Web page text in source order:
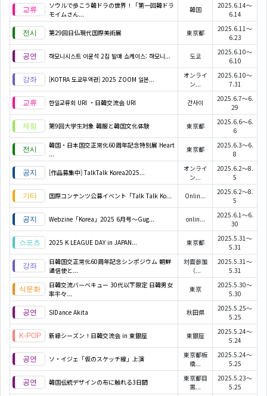
ソウルで歩こう韓ドラの世界！「第一回韓ドラ
モイムさん...
韓国
2025.6.14～
6.14
第29回日仏現代国際美術展 東京都
2025.6.11～
6.23
하모니시스트 이윤석 2집 발매 쇼케이스: 하모니... 도쿄
2025.6.10～
6.10
[KOTRA 도쿄무역관] 2025 ZOOM 일본...
オンライ
ン...
2025.6.10～
7.31
한일교류회 URI ・日韓交流会 URI 간사이
2025.6.7～6.
29
第9回大学生対象 韓服と韓国文化体験 東京都
2025.6.6～6.
6
韓国・日本国交正常化60周年記念特別展 Heart
...
東京都
2025.6.3～6.
8
[作品募集中] TalkTalk Korea2025...
オンライ
ン...
2025.6.2～8.
5
国際コンテンツ公募イベント「Talk Talk Ko... Onlin...
2025.6.2～8.
5
Webzine「Korea」2025 6月号～Gug... onlin...
2025.6.1～6.
30
2025 K LEAGUE DAY in JAPAN... 東京都
2025.5.31～
5.31
日韓国交正常化60周年記念シンポジウム 朝鮮
通信使と...
対面参加
（...
2025.5.31～
5.31
日韓交流バーベキュー 30代以下限定 日韓男女
率半々...
東京
2025.5.30～
5.30
SIDance Akita 秋田県
2025.5.25～
5.25
新緑シーズン！日韓交流会 in 東銀座 東銀座
2025.5.24～
5.24
ソ・イジェ「仮のスケッチ線」上演
東京都板
橋...
2025.5.24～
5.25
韓国伝統デザインの布に触れる3日間
東京都目
黒...
2025.5.23～
5.25